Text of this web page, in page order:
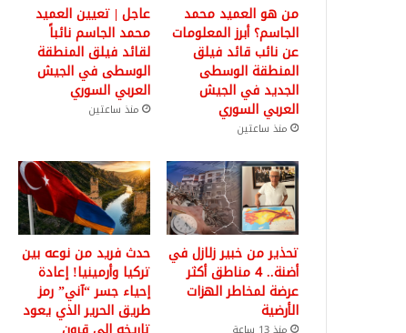
من هو العميد محمد
الجاسم؟ أبرز المعلومات
عن نائب قائد فيلق
المنطقة الوسطى
الجديد في الجيش
العربي السوري
منذ ساعتين
عاجل | تعيين العميد
محمد الجاسم نائباً
لقائد فيلق المنطقة
الوسطى في الجيش
العربي السوري
منذ ساعتين
تحذير من خبير زلازل في
أضنة.. 4 مناطق أكثر
عرضة لمخاطر الهزات
الأرضية
حدث فريد من نوعه بين
تركيا وأرمينيا! إعادة
إحياء جسر “آني” رمز
طريق الحرير الذي يعود